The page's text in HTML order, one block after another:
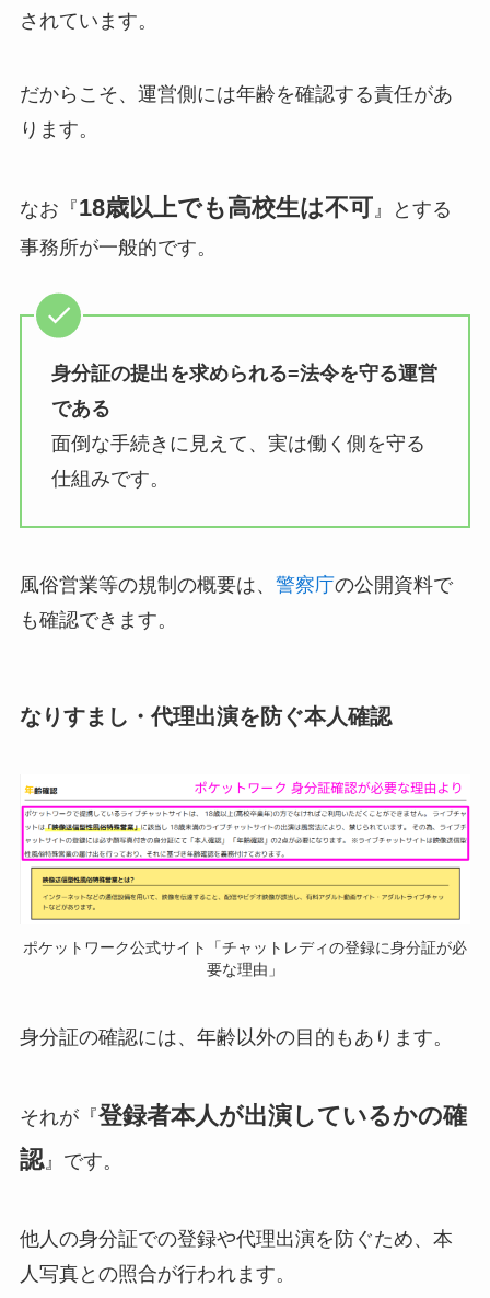
されています。
だからこそ、運営側には年齢を確認する責任があ
ります。
なお『18歳以上でも高校生は不可』とする
事務所が一般的です。
身分証の提出を求められる=法令を守る運営
である
面倒な手続きに見えて、実は働く側を守る
仕組みです。
風俗営業等の規制の概要は、 警察庁の公開資料で
も確認できます。
なりすまし・代理出演を防ぐ本人確認
ポケットワーク公式サイト「チャットレディの登録に身分証が必
要な理由」
身分証の確認には、年齢以外の目的もあります。
それが『登録者本人が出演しているかの確
認』です。
他人の身分証での登録や代理出演を防ぐため、本
人写真との照合が行われます。